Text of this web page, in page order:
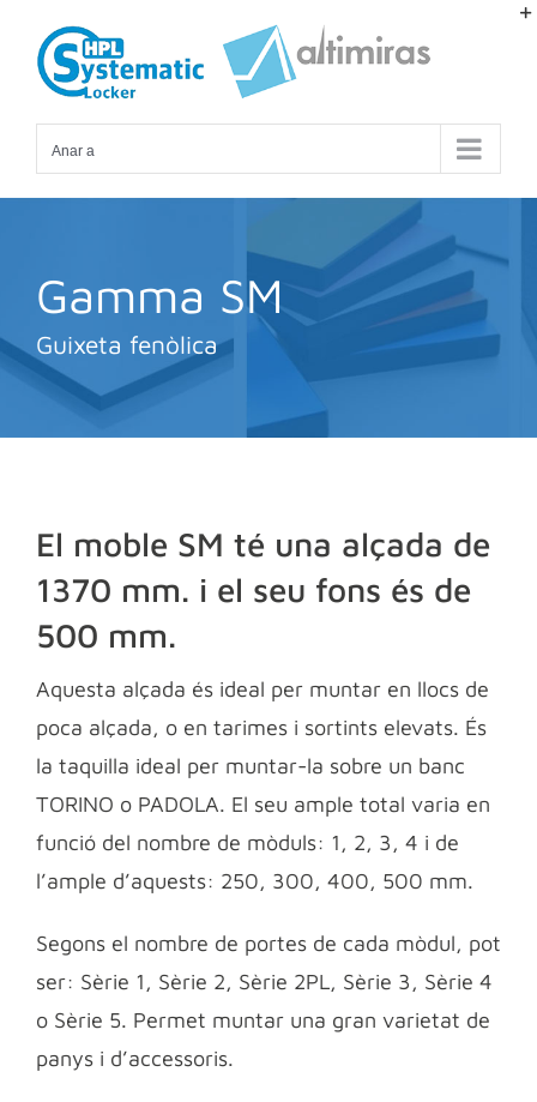
content
Anar a
Gamma SM
Guixeta fenòlica
El moble SM té una alçada de
1370 mm. i el seu fons és de
500 mm.
Aquesta alçada és ideal per muntar en llocs de
poca alçada, o en tarimes i sortints elevats. És
la taquilla ideal per muntar-la sobre un banc
TORINO o PADOLA. El seu ample total varia en
funció del nombre de mòduls: 1, 2, 3, 4 i de
l’ample d’aquests: 250, 300, 400, 500 mm.
Segons el nombre de portes de cada mòdul, pot
ser: Sèrie 1, Sèrie 2, Sèrie 2PL, Sèrie 3, Sèrie 4
o Sèrie 5. Permet muntar una gran varietat de
panys i d’accessoris.